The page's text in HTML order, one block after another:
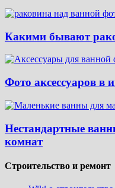
Какими бывают
Фото аксессуаров в
Нестандартные
комнат
Строительство и ремонт